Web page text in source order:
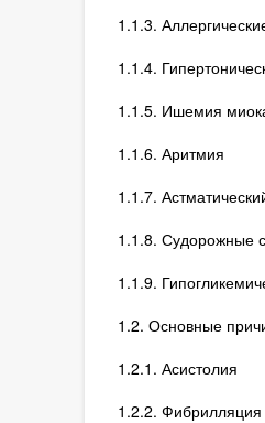
1.1.3.
1.1.4.
1.1.5. Ишемия
1.1.6. Аритмия
1.1.7.
1.1.8. Судорожные
1.1.9.
1.2. Основные
1.2.1. Асистолия
1.2.2. Фибрилляция